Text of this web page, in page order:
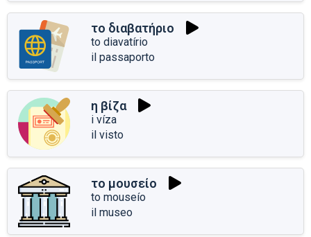
το διαβατήριο
to diavatírio
il passaporto
η βίζα
i víza
il visto
το μουσείο
to mouseío
il museo